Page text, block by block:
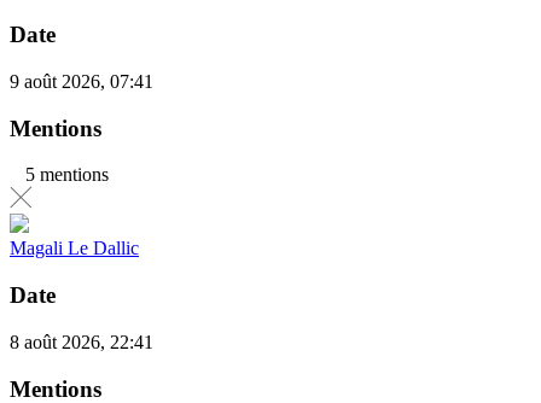
Date
9 août 2026, 07:41
Mentions
5 mentions
Magali Le Dallic
Date
8 août 2026, 22:41
Mentions